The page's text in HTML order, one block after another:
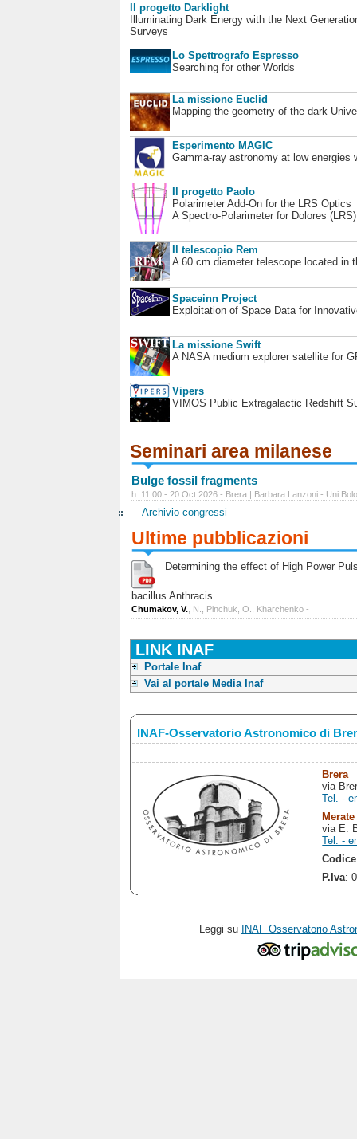
Il progetto Darklight
Illuminating Dark Energy with the Next
Surveys
Lo Spettrografo Espresso
Searching for other Worlds
La missione Euclid
Mapping the geometry of the dark
Esperimento MAGIC
Gamma-ray astronomy at low energies
Il progetto Paolo
Polarimeter Add-On for the LRS Optics
A Spectro-Polarimeter for Dolores
Il telescopio Rem
A 60 cm diameter telescope located in
Spaceinn Project
Exploitation of Space Data for
La missione Swift
A NASA medium explorer satellite for
Vipers
VIMOS Public Extragalactic Redshift
Seminari area milanese
Bulge fossil fragments
h. 11:00 - 20 Oct 2026 - Brera | Barbara Lanzoni - Uni
Archivio congressi
Ultime pubblicazioni
Determining the effect of High Power
bacillus Anthracis
Chumakov, V. , N., Pinchuk, O., Kharchenko -
LINK INAF
Portale Inaf
Vai al portale Media Inaf
INAF-Osservatorio Astronomico di
Brera
via
Tel. -
Merate
via E.
Tel. -
P.Iva:
Leggi su INAF Osservatorio